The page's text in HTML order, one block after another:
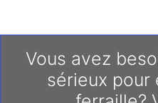
Vous avez
sérieux pour